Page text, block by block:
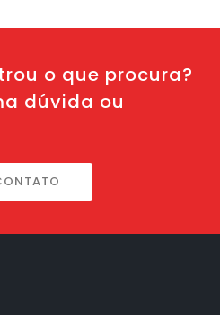
o que procura?
dúvida ou